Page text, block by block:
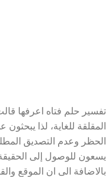
تفسير حلم فتاه اعرفها
المقلقة للغاية، لذا
الحظر وعدم التصديق
يسعون للوصول إلى
بالاضافة الى ان الموقع